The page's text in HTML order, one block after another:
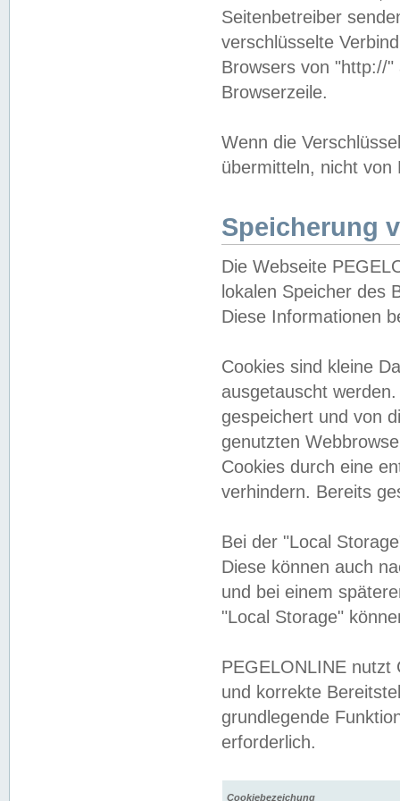
Seitenbetreiber
verschlüsselte
Browsers von "http://
Browserzeile.
Wenn die
übermitteln, nicht von
Speicherung
Die Webseite
lokalen Speicher des
Diese Informationen
Cookies sind kleine
ausgetauscht
gespeichert und von
genutzten
Cookies durch eine
verhindern. Bereits
Bei der "Local
Diese können auch
und bei einem
"Local Storage"
PEGELONLINE nutzt
und korrekte
grundlegende
erforderlich.
Cookiebezeichung